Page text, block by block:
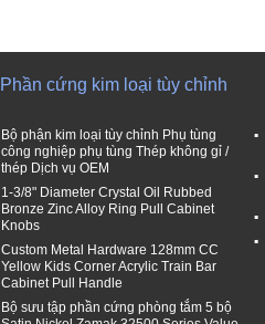
Phần cứng kim loại tùy chỉnh
Bộ phận kim loại tùy chỉnh Phụ tùng
công nghiệp phụ tùng Thép không gỉ /
thép Dịch vụ OEM
1-3/8" Diameter Crystal Oil Rubbed
Bronze Zinc Alloy Ring Pull Cabinet
Knobs
Custom Metal Hardware 128mm CC
Yellow Kids Corner Acrylic Train Bar
Cabinet Pull Handle
Bộ sưu tập phần cứng phòng tắm 5 bộ